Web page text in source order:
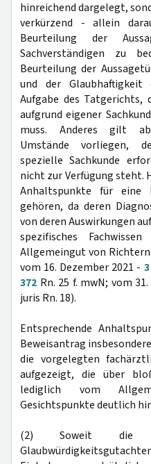
hinreichend dargelegt,
verkürzend - allein
Beurteilung der
Sachverständigen zu
Beurteilung der
und der Glaubhaftigkeit
Aufgabe des Tatgerichts,
aufgrund eigener
muss. Anderes gilt
Umstände vorliegen,
spezielle Sachkunde
nicht zur Verfügung steht.
Anhaltspunkte für eine
gehören, da deren
von deren Auswirkungen
spezifisches
Allgemeingut von
vom 16. Dezember 2021 -
372 Rn. 25 f. mwN; vom
juris Rn. 18).
Entsprechende
Beweisantrag
die vorgelegten
aufgezeigt, die über
lediglich vom
Gesichtspunkte deutlich
(2) Soweit die